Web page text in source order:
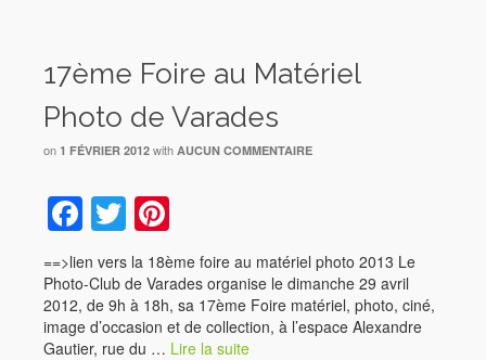
17ème Foire au Matériel
Photo de Varades
on 1 FÉVRIER 2012 with AUCUN COMMENTAIRE
Facebook
Twitter
==>lien vers la 18ème foire au matériel photo 2013 Le
Photo-Club de Varades organise le dimanche 29 avril
2012, de 9h à 18h, sa 17ème Foire matériel, photo, ciné,
image d’occasion et de collection, à l’espace Alexandre
Gautier, rue du … Lire la suite